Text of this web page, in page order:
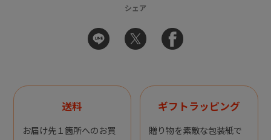
シェア
送料
お届け先１箇所へのお買
ギフトラッピング
贈り物を素敵な包装紙で